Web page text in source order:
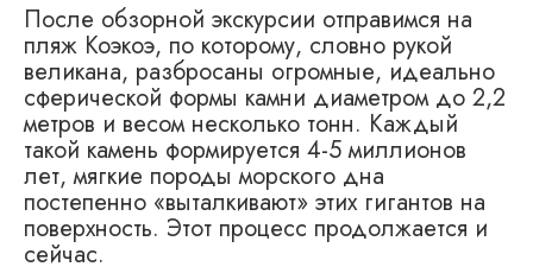
После обзорной экскурсии отправимся на
пляж Коэкоэ, по которому, словно рукой
великана, разбросаны огромные, идеально
сферической формы камни диаметром до 2,2
метров и весом несколько тонн. Каждый
такой камень формируется 4-5 миллионов
лет, мягкие породы морского дна
постепенно «выталкивают» этих гигантов на
поверхность. Этот процесс продолжается и
сейчас.